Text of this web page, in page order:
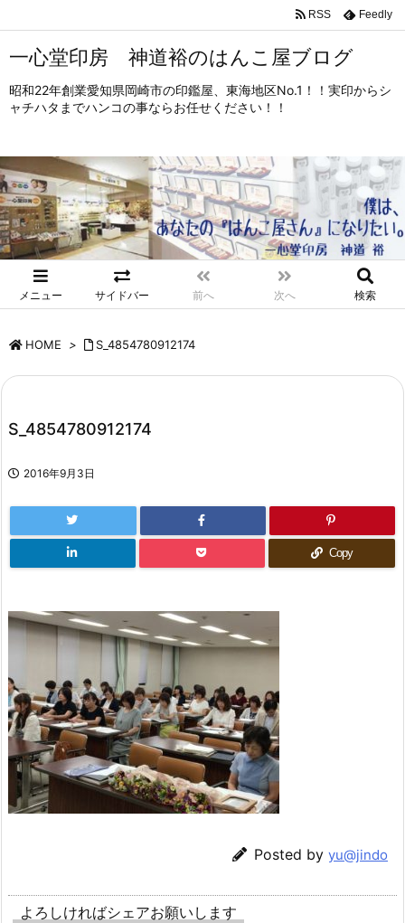
一心堂印房 神道裕のはんこ屋ブログ
昭和22年創業愛知県岡崎市の印鑑屋、東海地区No.1！！実印からシ
ャチハタまでハンコの事ならお任せください！！
メニュー サイドバー 前へ 次へ 検索
RSS Feedly
HOME > S_4854780912174
S_4854780912174
2016年9月3日
Copy
Posted by yu@jindo
よろしければシェアお願いします